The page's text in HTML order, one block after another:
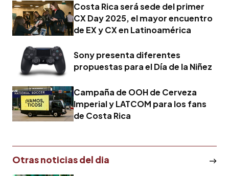
Costa Rica será sede del primer
CX Day 2025, el mayor encuentro
de EX y CX en Latinoamérica
Sony presenta diferentes
propuestas para el Día de la Niñez
Campaña de OOH de Cerveza
Imperial y LATCOM para los fans
de Costa Rica
Otras noticias del dia